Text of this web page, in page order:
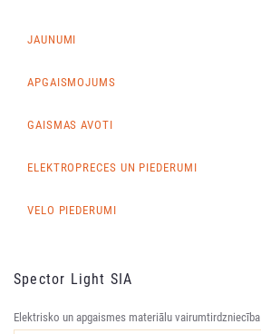
JAUNUMI
APGAISMOJUMS
GAISMAS AVOTI
ELEKTROPRECES UN PIEDERUMI
VELO PIEDERUMI
Spector Light SIA
Elektrisko un apgaismes materiālu vairumtirdzniecība